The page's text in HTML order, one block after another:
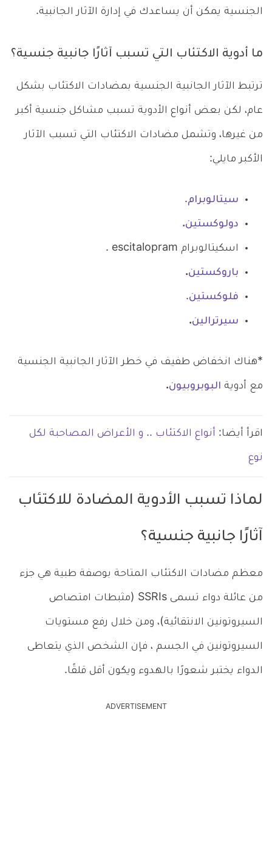
الجنسية يمكن أن يساعدك في إدارة الآثار الجانبية.
ما أدوية الاكتئاب التي تسبب آثارًا جانبية جنسية؟
ترتبط الآثار الجانبية الجنسية بمضادات الاكتئاب بشكل
عام، لكن بعض أنواع الأدوية تسبب مشاكل جنسية أكبر
من غيرها، وتشمل مضادات الاكتئاب التي تسبب الآثار
الأكبر مايلي:
سيتالوبرام.
دولوكستين.
اسكيتالوبرام escitalopram .
باروكستين.
فلوكستين.
سيرترالين.
*هناك انخفاض طفيف في خطر الآثار الجانبية الجنسية
مع أدوية البوبروبيون.
اقرأ أيضا: أنواع الاكتئاب .. و الأعراض المصاحبة لكل
نوع
لماذا تسبب الأدوية المضادة للاكتئاب
آثارًا جانبية جنسية؟
معظم مضادات الاكتئاب المتاحة بوصفة طبية هي جزء
من عائلة دواء تسمى SSRIs (مثبطات امتصاص
السيروتونين الانتقائية)، ومن خلال رفع مستويات
السيروتونين في الجسم ، فإن الشخص الذي يتعاطى
الدواء يختبر شعورًا بالهدوء ويكون أقل قلقًا.
ADVERTISEMENT